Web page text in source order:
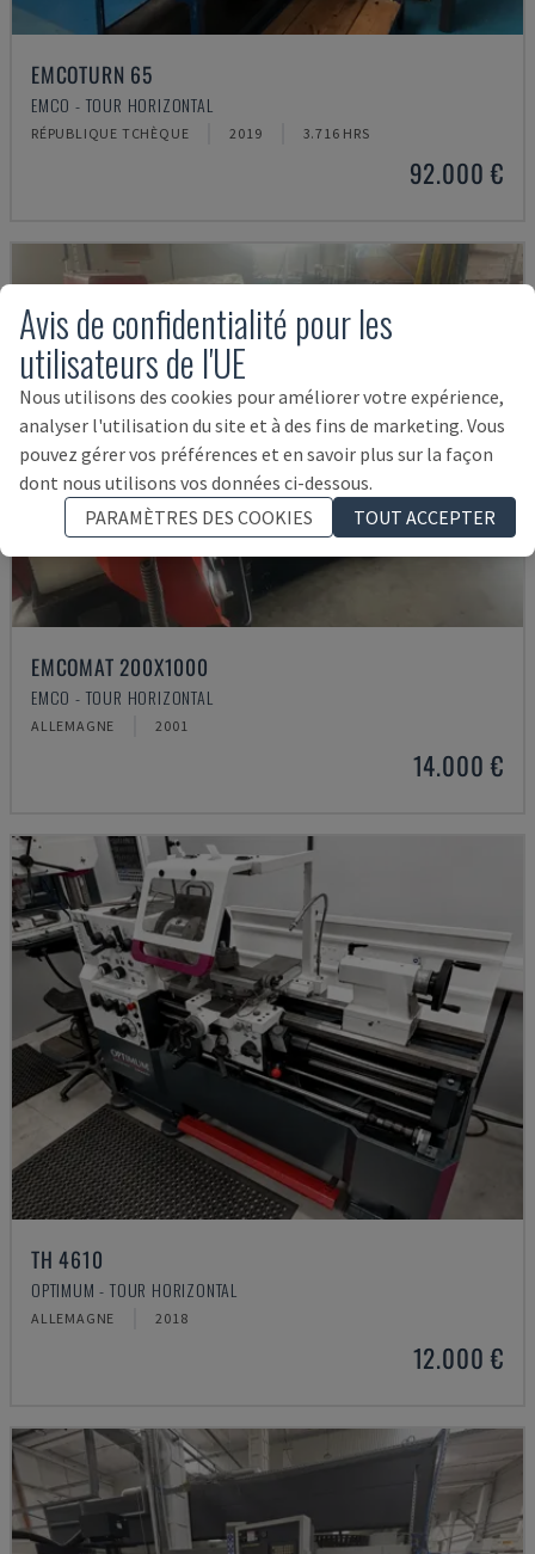
EMCOTURN 65
EMCO - TOUR HORIZONTAL
RÉPUBLIQUE TCHÈQUE 2019 3.716 HRS
92.000 €
EMCOMAT 200X1000
EMCO - TOUR HORIZONTAL
ALLEMAGNE 2001
14.000 €
TH 4610
OPTIMUM - TOUR HORIZONTAL
ALLEMAGNE 2018
12.000 €
Avis de confidentialité pour les
utilisateurs de l'UE
Nous utilisons des cookies pour améliorer votre expérience,
analyser l'utilisation du site et à des fins de marketing. Vous
pouvez gérer vos préférences et en savoir plus sur la façon
dont nous utilisons vos données ci-dessous.
PARAMÈTRES DES COOKIES
TOUT ACCEPTER